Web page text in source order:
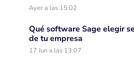
Ayer a las 15:02
Qué software Sage elegir
de tu empresa
17 Jun a las 13:07